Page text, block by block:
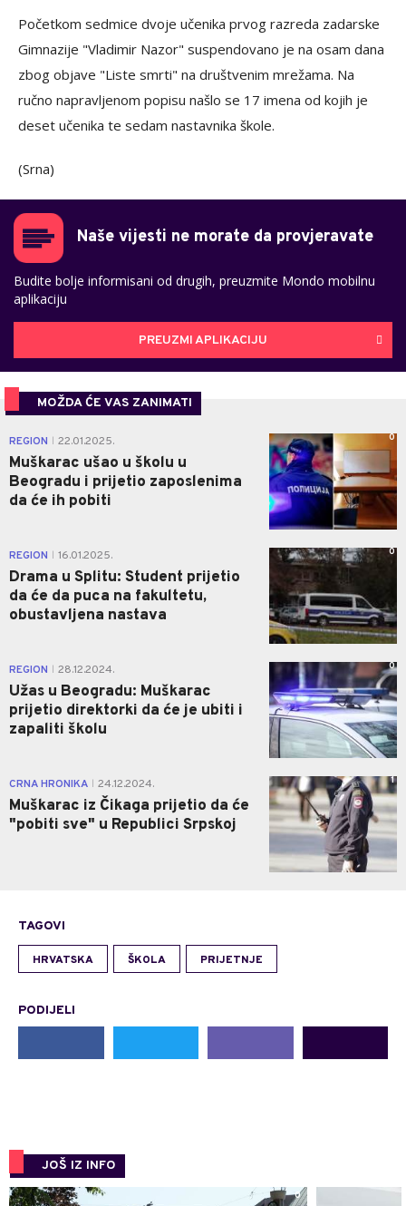
Početkom sedmice dvoje učenika prvog razreda zadarske
Gimnazije "Vladimir Nazor" suspendovano je na osam dana
zbog objave "Liste smrti" na društvenim mrežama. Na
ručno napravljenom popisu našlo se 17 imena od kojih je
deset učenika te sedam nastavnika škole.
(Srna)
Naše vijesti ne morate da provjeravate
Budite bolje informisani od drugih, preuzmite Mondo mobilnu
aplikaciju
PREUZMI APLIKACIJU
MOŽDA ĆE VAS ZANIMATI
REGION 22.01.2025.
Muškarac ušao u školu u
Beogradu i prijetio zaposlenima
da će ih pobiti
0
REGION 16.01.2025.
Drama u Splitu: Student prijetio
da će da puca na fakultetu,
obustavljena nastava
0
REGION 28.12.2024.
Užas u Beogradu: Muškarac
prijetio direktorki da će je ubiti i
zapaliti školu
0
CRNA HRONIKA 24.12.2024.
Muškarac iz Čikaga prijetio da će
"pobiti sve" u Republici Srpskoj
1
TAGOVI
HRVATSKA ŠKOLA PRIJETNJE
PODIJELI
JOŠ IZ INFO
0